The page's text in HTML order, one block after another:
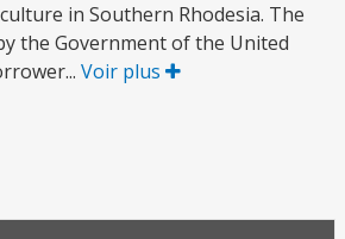
in Southern Rhodesia. The
the Government of the United
Voir plus